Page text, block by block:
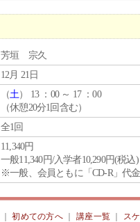
芳垣 宗久
12月 21日
（土） 13 ：00 ～ 17 ：00
（休憩20分1回含む）
全1回
11,340円
一般11,340円/入学者10,290円(税込)
※一般、会員ともに「CD-R」代
｜初めての方へ 講座一覧
ス